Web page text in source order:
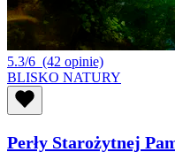
5.3/6 (42 opinie)
BLISKO NATURY
Perły Starożytnej